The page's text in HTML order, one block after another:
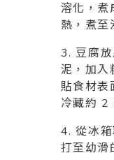
溶化，煮
熱，煮至
3. 豆腐
泥，加入
貼食材表
冷藏約 2
4. 從冰
打至幼滑